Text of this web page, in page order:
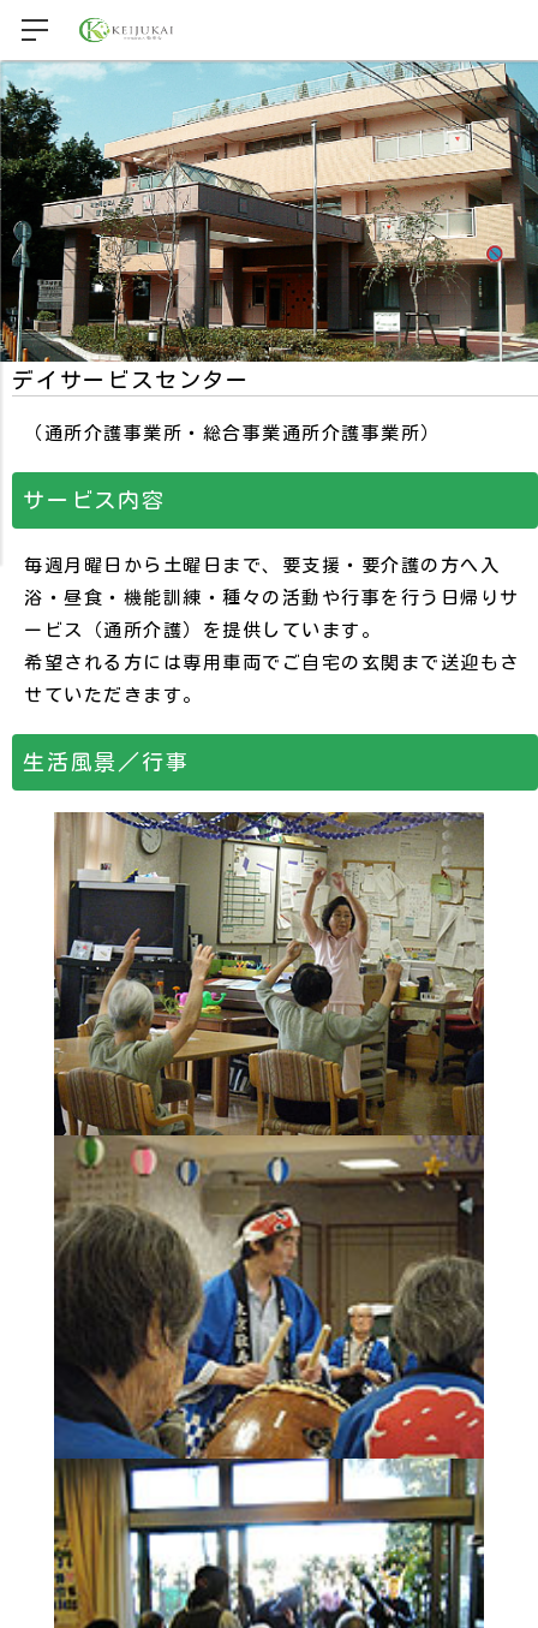
デイサービスセンター
（通所介護事業所・総合事業通所介護事業所）
サービス内容
毎週月曜日から土曜日まで、要支援・要介護の方へ入
浴・昼食・機能訓練・種々の活動や行事を行う日帰りサ
ービス（通所介護）を提供しています。
希望される方には専用車両でご自宅の玄関まで送迎もさ
せていただきます。
生活風景／行事